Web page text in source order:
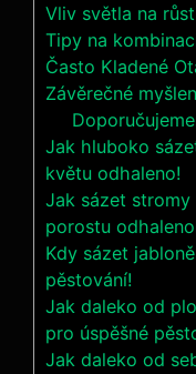
Vliv světla na⁣
Tipy na
Často‍ Kladené
Závěrečné
Jak hluboko
květu odhaleno!
Jak sázet stromy
porostu
Kdy sázet
pěstování!
Jak daleko od
pro úspěšné
Jak daleko od